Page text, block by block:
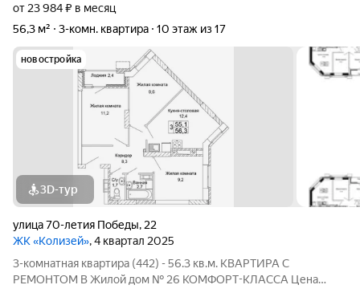
от 23 984 ₽ в месяц
56,3 м²
3-комн. квартира 10 этаж из 17
новостройка
3D-тур
улица 70-летия Победы, 22
ЖК «Колизей», 4 квартал 2025
3-комнатная квартира (442) - 56.3 кв.м. КВАРТИРА С
РЕМОНТОМ В Жилой дом № 26 КОМФОРТ-КЛАССА Цена